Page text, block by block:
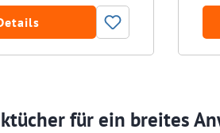
für ein breites